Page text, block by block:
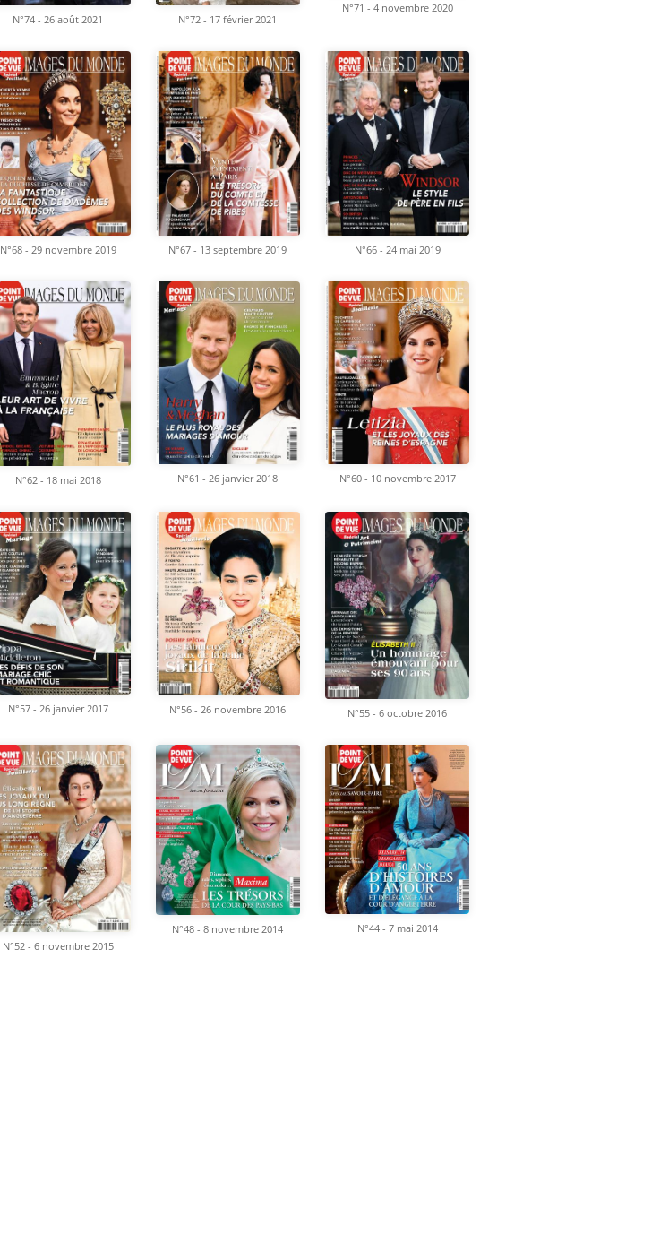
N°74 - 26 août 2021 N°72 - 17 février 2021
N°71 - 4 novembre 2020
N°68 - 29 novembre 2019 N°67 - 13 septembre 2019 N°66 - 24 mai 2019
N°62 - 18 mai 2018 N°61 - 26 janvier 2018 N°60 - 10 novembre 2017
N°57 - 26 janvier 2017 N°56 - 26 novembre 2016 N°55 - 6 octobre 2016
N°52 - 6 novembre 2015
N°48 - 8 novembre 2014 N°44 - 7 mai 2014